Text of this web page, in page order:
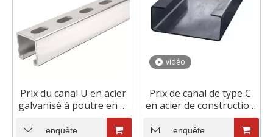
Prix ​​​​du canal U en acier
galvanisé à poutre en U
de vente chaude
enquête
vidéo
Prix ​​de canal de type C
en acier de construction
en acier inoxydable
galvanisé direct d'usine
enquête